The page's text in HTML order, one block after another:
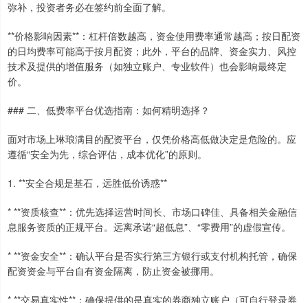
弥补，投资者务必在签约前全面了解。
**价格影响因素**：杠杆倍数越高，资金使用费率通常越高；按日配资
的日均费率可能高于按月配资；此外，平台的品牌、资金实力、风控
技术及提供的增值服务（如独立账户、专业软件）也会影响最终定
价。
### 二、低费率平台优选指南：如何精明选择？
面对市场上琳琅满目的配资平台，仅凭价格高低做决定是危险的。应
遵循“安全为先，综合评估，成本优化”的原则。
1. **安全合规是基石，远胜低价诱惑**
* **资质核查**：优先选择运营时间长、市场口碑佳、具备相关金融信
息服务资质的正规平台。远离承诺“超低息”、“零费用”的虚假宣传。
* **资金安全**：确认平台是否实行第三方银行或支付机构托管，确保
配资资金与平台自有资金隔离，防止资金被挪用。
* **交易真实性**：确保提供的是真实的券商独立账户（可自行登录券